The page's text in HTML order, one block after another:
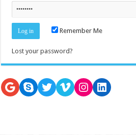
Remember Me
Lost your password?
Google
SkypeTwitter
VimeoInstagram
LinkedIn